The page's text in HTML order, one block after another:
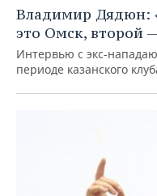
Владимир Дядюн:
это Омск, второй
Интервью с экс-
периоде казанского